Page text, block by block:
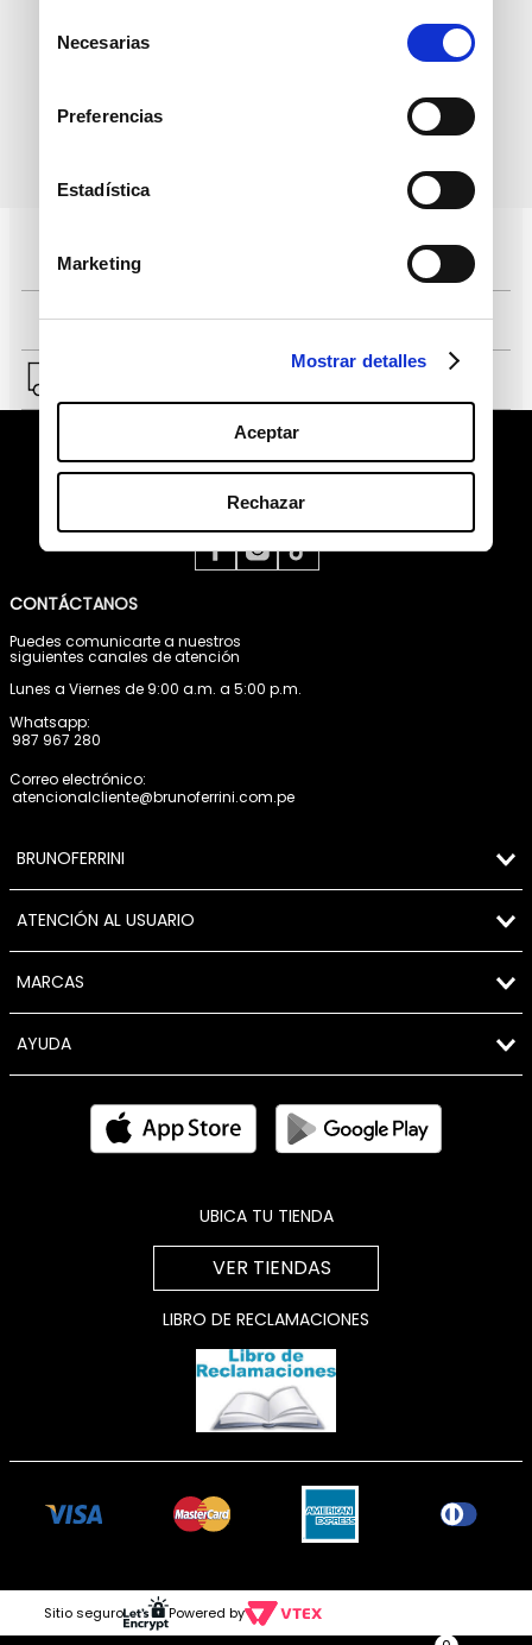
deNecesarias
Preferencias
Estadística
Marketing
Mostrar detalles
Aceptar
Rechazar
datos personales
Pagos 100% seguros, página certificada
Comprar fácil en solo 4 pasos
CONTÁCTANOS
Puedes comunicarte a nuestros
siguientes canales de atención
Lunes a Viernes de 9:00 a.m. a 5:00 p.m.
Whatsapp:
987 967 280
Correo electrónico:
atencionalcliente@brunoferrini.com.pe
BRUNOFERRINI
ATENCIÓN AL USUARIO
MARCAS
AYUDA
UBICA TU TIENDA
VER TIENDAS
LIBRO DE RECLAMACIONES
Sitio seguro Powered by